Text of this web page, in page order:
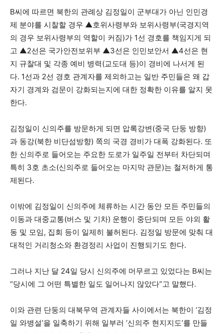
B씨에 따르면 북한의 관례상 김정일이 군부대가 아닌 인민경
제 분야를 시찰할 경우 ▲호위사령부와 보위사령부(국경지역
의 경우 보위사령부의 역할이 커짐)가 1선 경호를 책임지게 되
고 ▲2선은 국가안전보위부 ▲3선은 인민보안서 ▲4선은 현
지 규찰대 및 각종 예비 병력(교도대 등)이 경비에 나서게 된
다. 1선과 2선 경호 관계자를 제외하고는 일반 주민들은 왜 갑
자기 경계와 검문이 강화되는지에 대한 정확한 이유를 알지 못
한다.
김정일이 신의주를 방문하게 되면 압록강변(중국 단둥 방향)
과 동강(북한 비단섬방향) 쪽의 국경 경비가 대폭 강화된다. 또
한 신의주로 들어오는 주요한 도로가 일주일 전부터 차단되며
특히 3호 초소(신의주로 들어오는 마지막 관문)는 철저하게 통
제된다.
이밖에 김정일이 신의주에 체류하는 시간 동안 모든 주민들의
이동과 대중교통(버스 및 기차) 운행이 중단되며 모든 야외 활
동 및 모임, 집회 등이 일제히 불허된다. 김정일 방문에 맞춰 대
대적인 거리청소와 환경정리 사업이 진행되기도 한다.
그러나 지난 달 24일 당시 신의주에 머무르고 있었다는 B씨는
“당시에 그 어떤 특별한 일도 일어나지 않았다”고 말했다.
이와 관련 단둥의 대북무역 관계자들 사이에서는 북한이 ‘김정
일 와병설’을 일축하기 위해 일부러 ‘신의주 현지지도’를 만들